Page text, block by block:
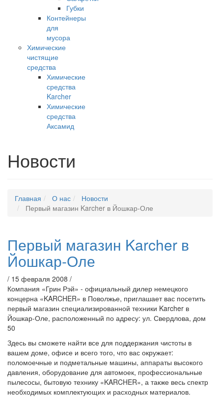
Губки
Контейнеры
для
мусора
Химические
чистящие
средства
Химические
средства
Karcher
Химические
средства
Аксамид
Новости
Главная О нас
Новости
Первый магазин Karcher в Йошкар-Оле
Первый магазин Karcher в
Йошкар-Оле
/ 15 февраля 2008 /
Компания «Грин Рэй» - официальный дилер немецкого
концерна «KARCHER» в Поволжье, приглашает вас посетить
первый магазин специализированной техники Karcher в
Йошкар-Оле, расположенный по адресу: ул. Свердлова, дом
50
Здесь вы сможете найти все для поддержания чистоты в
вашем доме, офисе и всего того, что вас окружает:
поломоечные и подметальные машины, аппараты высокого
давления, оборудование для автомоек, профессиональные
пылесосы, бытовую технику «KARCHER», а также весь спектр
необходимых комплектующих и расходных материалов.